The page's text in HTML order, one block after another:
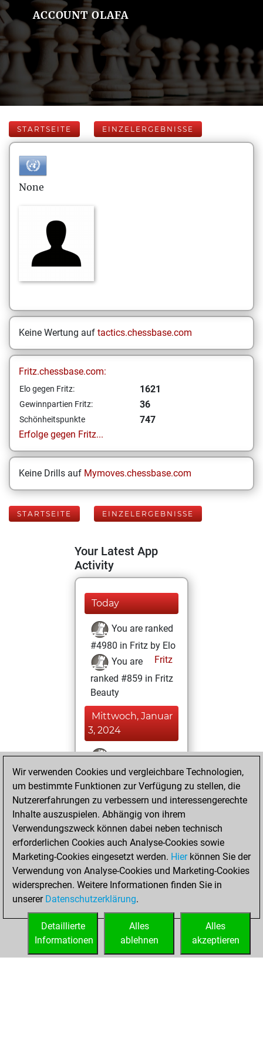
ACCOUNT OLAFA
STARTSEITE EINZELERGEBNISSE
None
Keine Wertung auf tactics.chessbase.com
Fritz.chessbase.com:
Elo gegen Fritz: 1621
Gewinnpartien Fritz: 36
Schönheitspunkte
747
Erfolge gegen Fritz...
Keine Drills auf Mymoves.chessbase.com
STARTSEITE EINZELERGEBNISSE
Your Latest App
Activity
Today
You are ranked
#4980 in Fritz by Elo
Fritz
You are
ranked #859 in Fritz
Beauty
Mittwoch, Januar
3, 2024
You won
against Fritz
Fritz
You achieved a
BeautyScore of 747
You achieved a
new Elo of 1621
Dienstag, April 11,
2023
You created
your Fritz account
Wir verwenden Cookies und vergleichbare Technologien,
um bestimmte Funktionen zur Verfügung zu stellen, die
Nutzererfahrungen zu verbessern und interessengerechte
Inhalte auszuspielen. Abhängig von ihrem
Verwendungszweck können dabei neben technisch
erforderlichen Cookies auch Analyse-Cookies sowie
Marketing-Cookies eingesetzt werden. Hierkönnen Sie der
Verwendung von Analyse-Cookies und Marketing-Cookies
widersprechen. Weitere Informationen finden Sie in
unserer Datenschutzerklärung.
Alles
akzeptieren
Alles
ablehnen
Detaillierte
Informationen